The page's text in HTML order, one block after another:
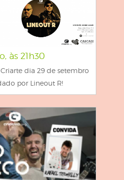
às 21h30
dia 29 de setembro
por Lineout R!